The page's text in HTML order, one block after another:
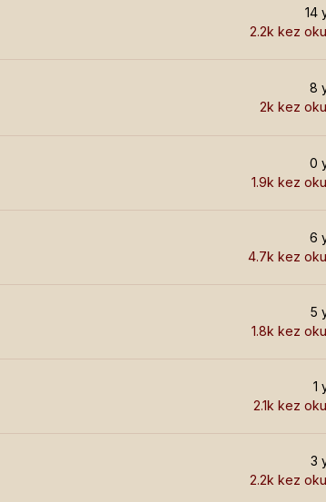
14
2.2k kez
8
2k kez
0
1.9k kez
6
4.7k kez
5
1.8k kez
1
2.1k kez
3
2.2k kez